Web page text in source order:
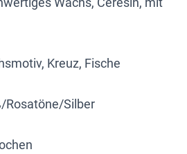
Kreuz, Fische
Silber